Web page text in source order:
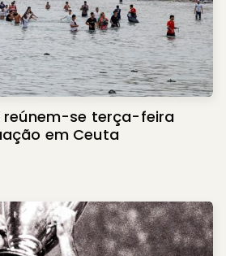
reúnem-se terça-feira
em Ceuta